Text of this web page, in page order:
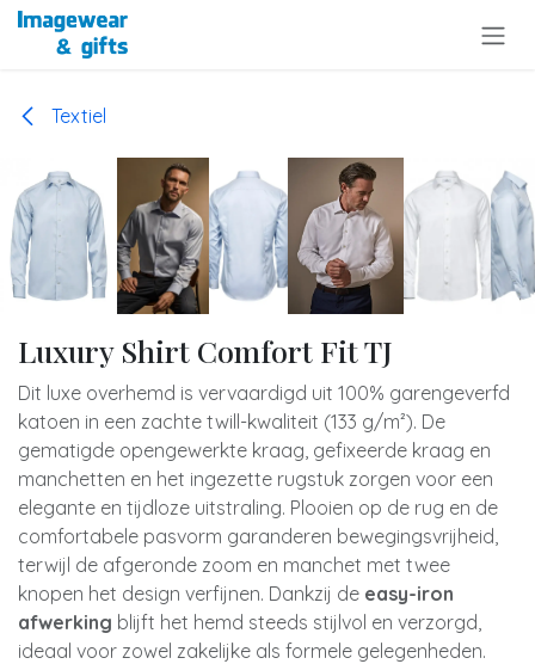
Overslaan naar inhoud
Textiel
Luxury Shirt Comfort Fit TJ
Dit luxe overhemd is vervaardigd uit 100% garengeverfd
katoen in een zachte twill-kwaliteit (133 g/m²). De
gematigde opengewerkte kraag, gefixeerde kraag en
manchetten en het ingezette rugstuk zorgen voor een
elegante en tijdloze uitstraling. Plooien op de rug en de
comfortabele pasvorm garanderen bewegingsvrijheid,
terwijl de afgeronde zoom en manchet met twee
knopen het design verfijnen. Dankzij de easy-iron
afwerking blijft het hemd steeds stijlvol en verzorgd,
ideaal voor zowel zakelijke als formele gelegenheden.